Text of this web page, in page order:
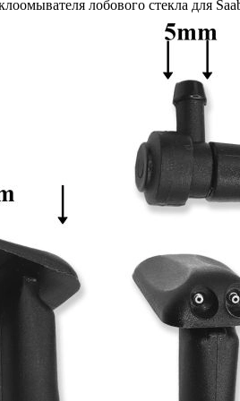
лобового стекла для